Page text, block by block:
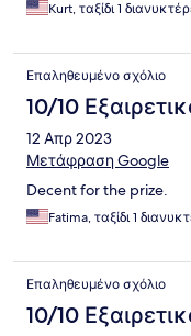
Kurt, ταξίδι 1
Επαληθευμένο σχόλιο
10/10
12 Απρ 2023
Μετάφραση Google
Decent for the prize.
Fatima, ταξίδι 1
Επαληθευμένο σχόλιο
10/10